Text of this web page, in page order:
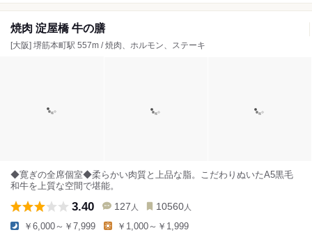
焼肉 淀屋橋 牛の膳
[大阪] 堺筋本町駅 557m / 焼肉、ホルモン、ステーキ
◆寛ぎの全席個室◆柔らかい肉質と上品な脂。こだわりぬいたA5黒毛
和牛を上質な空間で堪能。
3.40 127 人 10560 人
￥6,000～￥7,999 ￥1,000～￥1,999